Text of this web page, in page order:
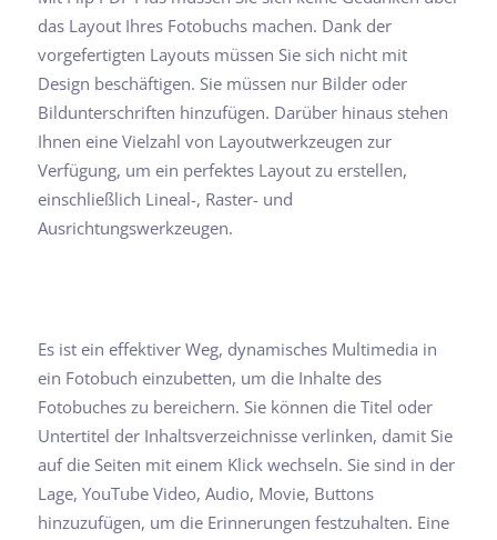
das Layout Ihres Fotobuchs machen. Dank der
vorgefertigten Layouts müssen Sie sich nicht mit
Design beschäftigen. Sie müssen nur Bilder oder
Bildunterschriften hinzufügen. Darüber hinaus stehen
Ihnen eine Vielzahl von Layoutwerkzeugen zur
Verfügung, um ein perfektes Layout zu erstellen,
einschließlich Lineal-, Raster- und
Ausrichtungswerkzeugen.
Es ist ein effektiver Weg, dynamisches Multimedia in
ein Fotobuch einzubetten, um die Inhalte des
Fotobuches zu bereichern. Sie können die Titel oder
Untertitel der Inhaltsverzeichnisse verlinken, damit Sie
auf die Seiten mit einem Klick wechseln. Sie sind in der
Lage, YouTube Video, Audio, Movie, Buttons
hinzuzufügen, um die Erinnerungen festzuhalten. Eine